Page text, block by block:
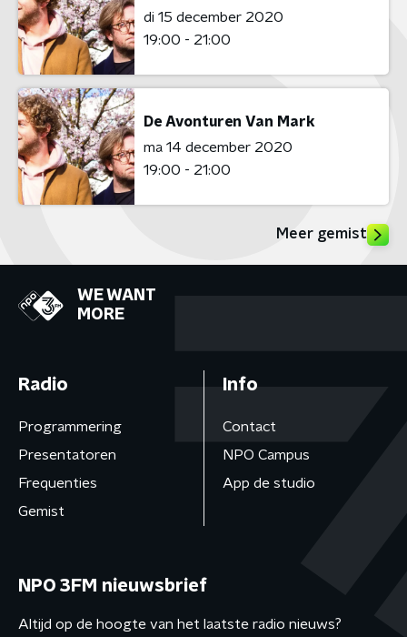
di 15 december 2020
19:00 - 21:00
De Avonturen Van Mark
ma 14 december 2020
19:00 - 21:00
Meer gemist
WE WANT
MORE
Radio
Programmering
Presentatoren
Frequenties
Gemist
Info
Contact
NPO Campus
App de studio
NPO 3FM nieuwsbrief
Altijd op de hoogte van het laatste radio nieuws?